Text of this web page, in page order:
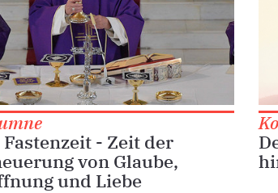
Fastenzeit - Zeit der
von Glaube,
und Liebe